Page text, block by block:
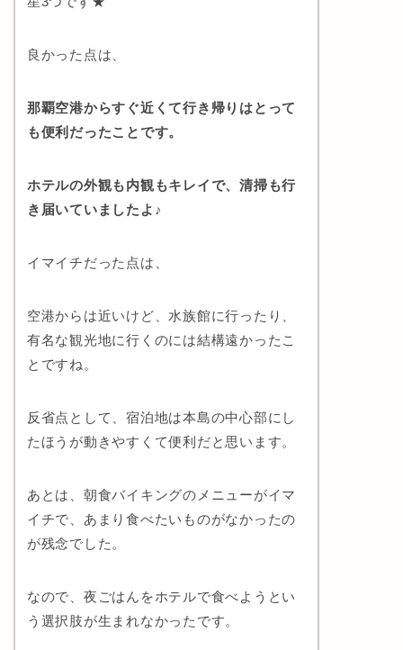
良かった点は、
那覇空港からすぐ近くて行き帰りはとって
も便利だったことです。
ホテルの外観も内観もキレイで、清掃も行
き届いていましたよ♪
イマイチだった点は、
空港からは近いけど、水族館に行ったり、
有名な観光地に行くのには結構遠かったこ
とですね。
反省点として、宿泊地は本島の中心部にし
たほうが動きやすくて便利だと思います。
あとは、朝食バイキングのメニューがイマ
イチで、あまり食べたいものがなかったの
が残念でした。
なので、夜ごはんをホテルで食べようとい
う選択肢が生まれなかったです。